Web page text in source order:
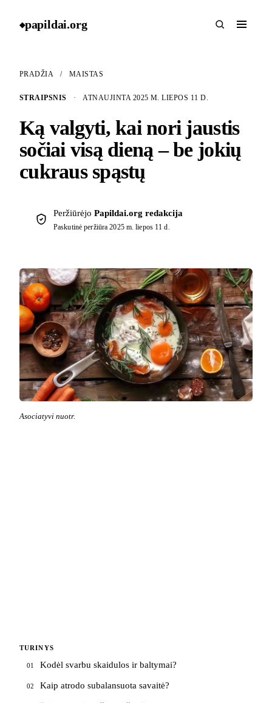
◆papildai.org
PRADŽIA / MAISTAS
STRAIPSNIS · ATNAUJINTA 2025 M. LIEPOS 11 D.
Ką valgyti, kai nori jaustis
sočiai visą dieną – be jokių
cukraus spąstų
Peržiūrėjo Papildai.org redakcija
Paskutinė peržiūra2025 m. liepos 11 d.
Asociatyvi nuotr.
TURINYS
01 Kodėl svarbu skaidulos ir baltymai?
02 Kaip atrodo subalansuota savaitė?